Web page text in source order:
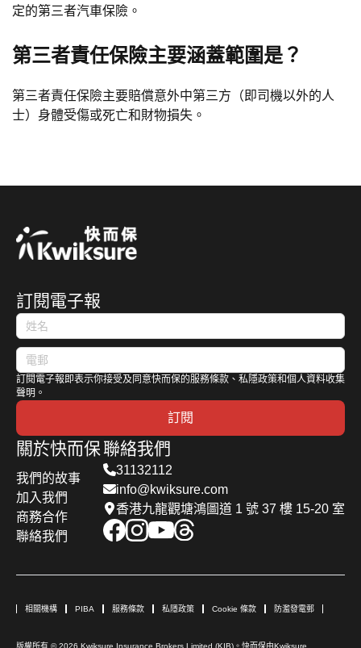
定的第三者汽車保險。
第三者責任保險主要涵蓋範圍是？
第三者責任保險主要賠償意外中第三方（即司機以外的人
士）身體受傷或死亡和財物損失。
訂閱電子報
訂閱電子報即表示你接受及同意快而保的服務條款、私隱政策和個人資料收集
聲明。
訂閱
關於快而保
我們的故事
加入我們
商務合作
聯絡我們
聯絡我們
31132112
info@kwiksure.com
香港九龍觀塘鴻圖道 1 號 37 樓 15-20 室
相關機構 PIBA 服務條款 私隱政策 Cookie 條款 防濫發電郵
版權所有 © 2026 Kwiksure Insurance Brokers Limited (KIB)。快而保由Kwiksure